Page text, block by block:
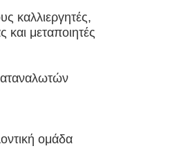
καλλιεργητές,
και μεταποιητές
ομάδα